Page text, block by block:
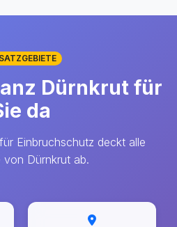
Dürnkrut für
da
Einbruchschutz deckt alle
von Dürnkrut ab.